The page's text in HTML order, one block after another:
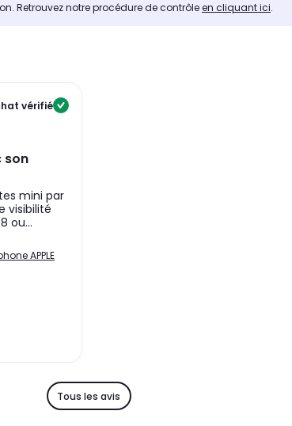
autonomie jusqu'à 15 heures pour la
la technologie Magsafe
Retrouvez notre procédure de contrôleen cliquant ici.
vérifié
son
mini par
visibilité
ou...
APPLE
Tous les avis